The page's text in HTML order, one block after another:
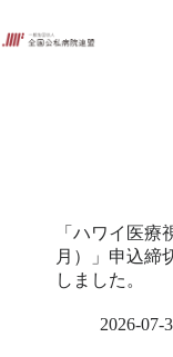
ン
「ハワイ医療
月）」申込締
しました。
2026-07-